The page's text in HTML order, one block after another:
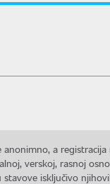
anonimno, a
verskoj, rasnoj
isključivo